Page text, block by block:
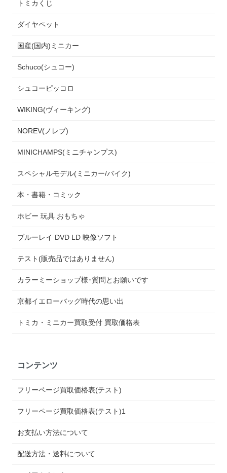
トミカくじ
ダイヤペット
国産(国内)ミニカー
Schuco(シュコー)
シュコーピッコロ
WIKING(ヴィーキング)
NOREV(ノレブ)
MINICHAMPS(ミニチャンプス)
スペシャルモデル(ミニカー/バイク)
本・書籍・コミック
ホビー 玩具 おもちゃ
ブルーレイ DVD LD 映像ソフト
テスト(販売品ではありません)
カラーミーショップ様･質問とお願いです
京都イエローバッグ時代の思い出
トミカ・ミニカー買取受付 買取価格表
コンテンツ
フリーページ買取価格表(テスト)
フリーページ買取価格表(テスト)1
お支払い方法について
配送方法・送料について